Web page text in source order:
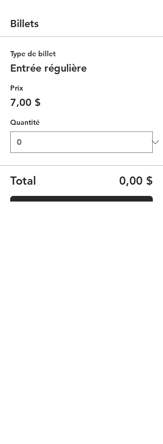
Billets
Type de billet
Entrée régulière
Prix
7,00 $
Quantité
Total 0,00 $